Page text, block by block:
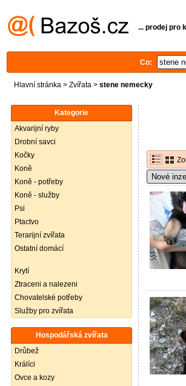
... prodej pro
Co:
Hlavní stránka > Zvířata > stene nemecky
Kategorie
Akvarijní ryby
Drobní savci
Kočky
Koně
Koně - potřeby
Koně - služby
Psi
Ptactvo
Terarijní zvířata
Ostatní domácí
Krytí
Ztraceni a nalezeni
Chovatelské potřeby
Služby pro zvířata
Hospodářská zvířata
Drůbež
Králíci
Ovce a kozy
Nové